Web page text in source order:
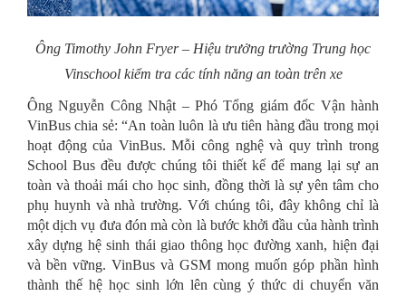
Ông Timothy John Fryer – Hiệu trưởng trường Trung học
Vinschool kiểm tra các tính năng an toàn trên xe
Ông Nguyễn Công Nhật – Phó Tổng giám đốc Vận hành
VinBus chia sẻ: “An toàn luôn là ưu tiên hàng đầu trong mọi
hoạt động của VinBus. Mỗi công nghệ và quy trình trong
School Bus đều được chúng tôi thiết kế để mang lại sự an
toàn và thoải mái cho học sinh, đồng thời là sự yên tâm cho
phụ huynh và nhà trường. Với chúng tôi, đây không chỉ là
một dịch vụ đưa đón mà còn là bước khởi đầu của hành trình
xây dựng hệ sinh thái giao thông học đường xanh, hiện đại
và bền vững. VinBus và GSM mong muốn góp phần hình
thành thế hệ học sinh lớn lên cùng ý thức di chuyển văn